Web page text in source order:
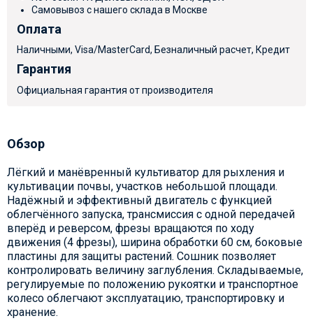
Самовывоз с нашего склада в Москве
Оплата
Наличными, Visa/MasterCard, Безналичный расчет, Кредит
Гарантия
Официальная гарантия от производителя
Обзор
Лёгкий и манёвренный культиватор для рыхления и
культивации почвы, участков небольшой площади.
Надёжный и эффективный двигатель с функцией
облегчённого запуска, трансмиссия с одной передачей
вперёд и реверсом, фрезы вращаются по ходу
движения (4 фрезы), ширина обработки 60 см, боковые
пластины для защиты растений. Сошник позволяет
контролировать величину заглубления. Складываемые,
регулируемые по положению рукоятки и транспортное
колесо облегчают эксплуатацию, транспортировку и
хранение.